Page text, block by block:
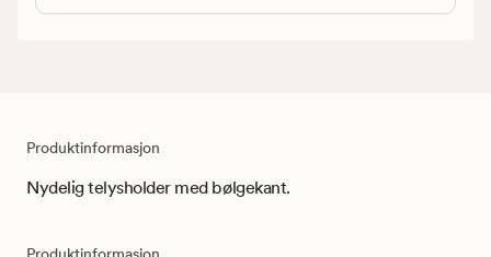
Produktinformasjon
Nydelig telysholder med bølgekant.
Produktinformasjon